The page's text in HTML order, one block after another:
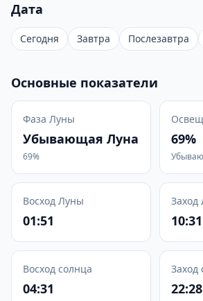
Дата
Сегодня Завтра Послезавтра
Основные показатели
Фаза Луны
Убывающая Луна
69%
69%
Восход Луны
01:51
Заход
10:31
Восход солнца
04:31
Заход
22:28